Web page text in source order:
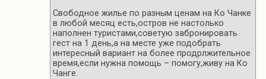
Свободное жилье по разным ценам на Ко Чанке
в любой месяц есть,остров не настолько
наполнен туристами,советую забронировать
гест на 1 день,а на месте уже подобрать
интересный вариант на более продрлжительное
время,если нужна помощь – помогу,живу на Ко
Чанге.